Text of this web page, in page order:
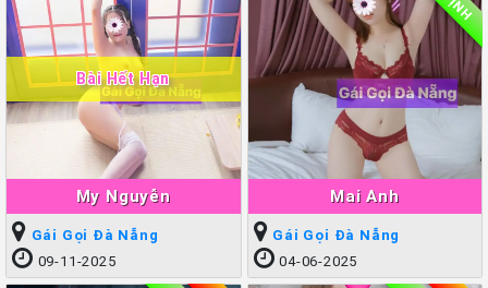
My Nguyễn
Bài Hết Hạn
Gái Gọi Đà Nẵng
09-11-2025
Mai Anh
Gái Gọi Đà Nẵng
04-06-2025